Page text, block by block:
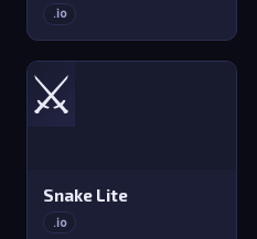
.io
⚔️
Snake Lite
.io